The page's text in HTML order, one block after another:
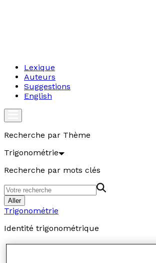
Lexique
Auteurs
Suggestions
English
Recherche par Thème
Trigonométrie
Recherche par mots clés
Aller
Trigonométrie
Identité trigonométrique